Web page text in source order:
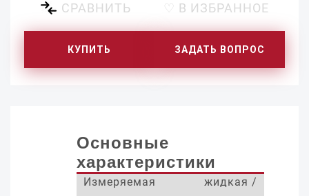
СРАВНИТЬ ♡ В ИЗБРАННОЕ
КУПИТЬ ЗАДАТЬ ВОПРОС
Основные
характеристики
Измеряемая
жидкая /